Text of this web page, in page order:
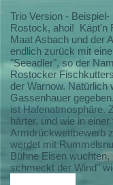
Trio Version -
Rostock, ahoi! Käpt'n
Maat Asbach und der
endlich zurück mit
"Seeadler", so der
Rostocker
der Warnow. Natürlich
Gassenhauer
ist Hafenatmosphäre.
härter, und wie in
Armdrückwettbewerb
werdet mit
Bühne Eisen
schmeckt der Wind"